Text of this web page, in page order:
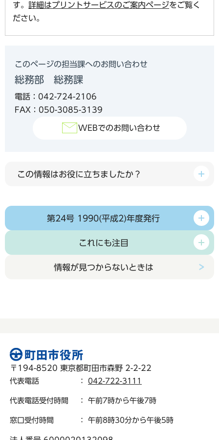
す。 詳細はプリントサービスのご案内ページをご覧く
ださい。
このページの担当課へのお問い合わせ
総務部 総務課
電話：042-724-2106
FAX：050-3085-3139
WEBでのお問い合わせ
この情報はお役に立ちましたか？
第24号 1990(平成2)年度発行
これにも注目
情報が見つからないときは
〒194-8520 東京都町田市森野 2-2-22
代表電話 ： 042-722-3111
代表電話受付時間 ： 午前7時から午後7時
窓口受付時間 ： 午前8時30分から午後5時